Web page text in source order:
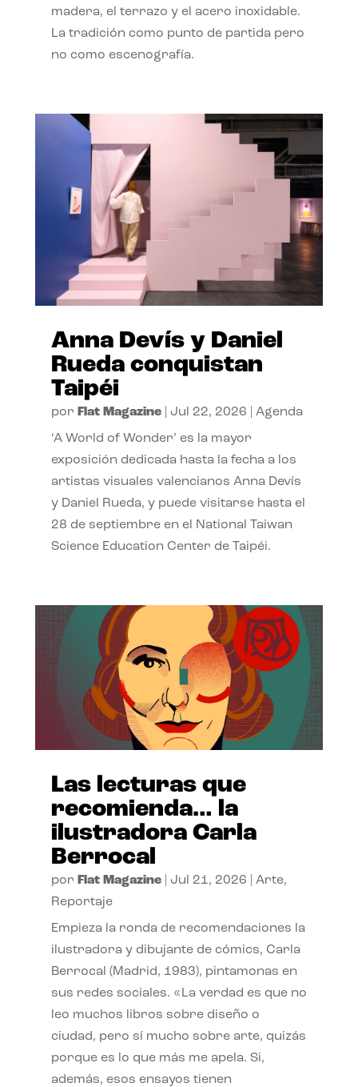
madera, el terrazo y el acero inoxidable.
La tradición como punto de partida pero
no como escenografía.
Anna Devís y Daniel
Rueda conquistan
Taipéi
por Flat Magazine| Jul 22, 2026 Agenda
‘A World of Wonder’ es la mayor
exposición dedicada hasta la fecha a los
artistas visuales valencianos Anna Devís
y Daniel Rueda, y puede visitarse hasta el
28 de septiembre en el National Taiwan
Science Education Center de Taipéi.
Las lecturas que
recomienda… la
ilustradora Carla
Berrocal
por Flat Magazine| Jul 21, 2026 Arte,
Reportaje
Empieza la ronda de recomendaciones la
ilustradora y dibujante de cómics, Carla
Berrocal (Madrid, 1983), pintamonas en
sus redes sociales. «La verdad es que no
leo muchos libros sobre diseño o
ciudad, pero sí mucho sobre arte, quizás
porque es lo que más me apela. Si,
además, esos ensayos tienen